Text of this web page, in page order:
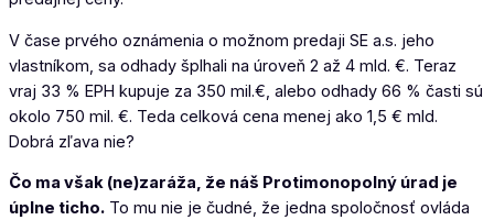
V čase prvého oznámenia o možnom predaji SE a.s. jeho
vlastníkom, sa odhady šplhali na úroveň 2 až 4 mld. €. Teraz
vraj 33 % EPH kupuje za 350 mil.€, alebo odhady 66 % časti sú
okolo 750 mil. €. Teda celková cena menej ako 1,5 € mld.
Dobrá zľava nie?
Čo ma však (ne)zaráža, že náš Protimonopolný úrad je
úplne ticho. To mu nie je čudné, že jedna spoločnosť ovláda